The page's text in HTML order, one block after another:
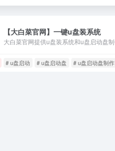
【大白菜官网】一键u盘装系统
# u盘启动 # u盘启动盘 # u盘启动盘制作